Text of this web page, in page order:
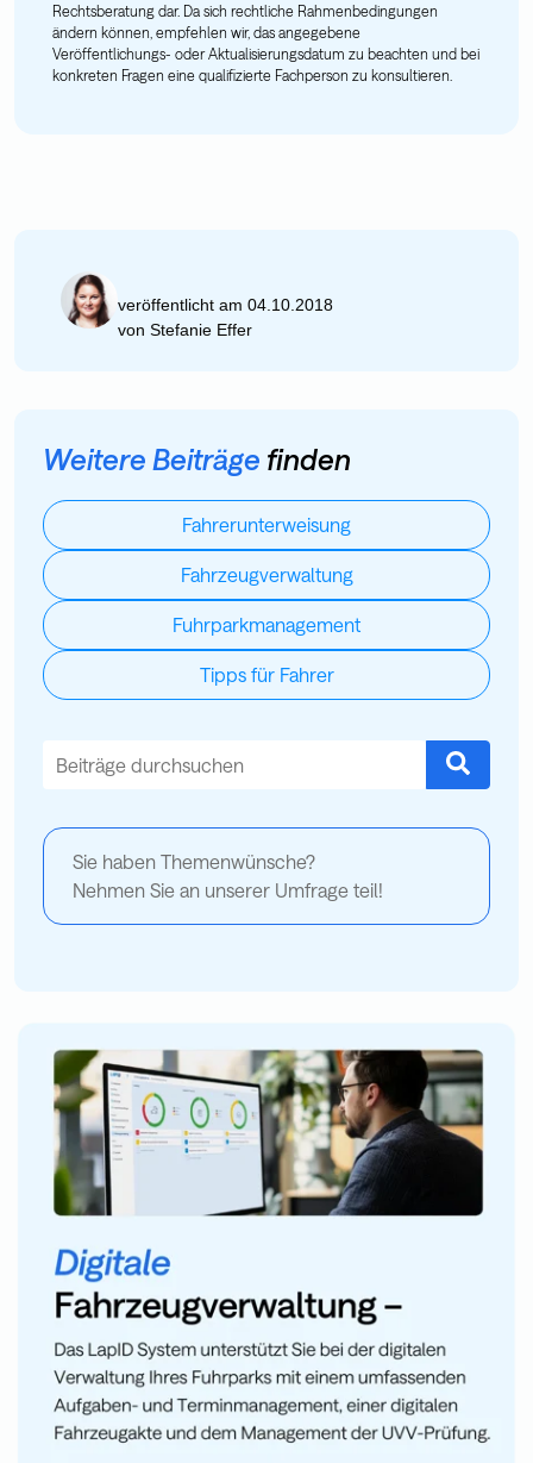
Rechtsberatung dar. Da sich rechtliche Rahmenbedingungen
ändern können, empfehlen wir, das angegebene
Veröffentlichungs- oder Aktualisierungsdatum zu beachten und bei
konkreten Fragen eine qualifizierte Fachperson zu konsultieren.
veröffentlicht am 04.10.2018
von Stefanie Effer
Weitere Beiträge finden
Fahrerunterweisung
Fahrzeugverwaltung
Fuhrparkmanagement
Tipps für Fahrer
Dies ist ein Suchfeld mit einer automatischen
Sie haben Themenwünsche?
Nehmen Sie an unserer Umfrage teil!